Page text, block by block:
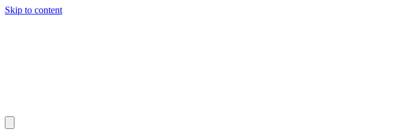
Skip to content